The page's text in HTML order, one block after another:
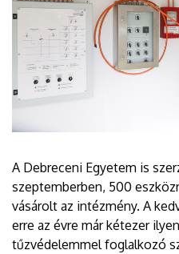
A Debreceni Egyetem is
szeptemberben, 500
vásárolt az intézmény. A
erre az évre már kétezer
tűzvédelemmel foglalkozó